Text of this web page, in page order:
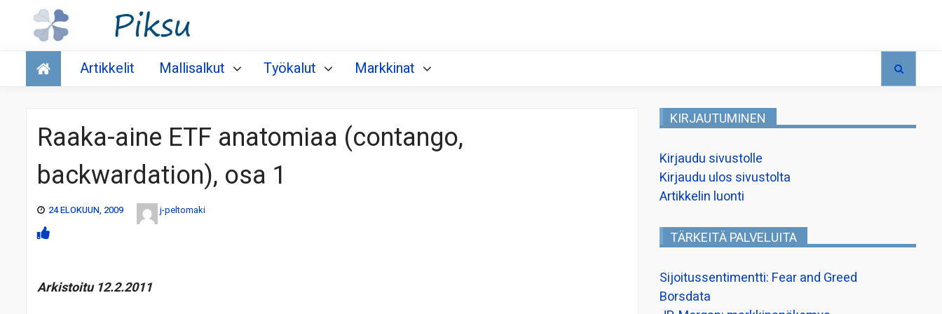
Talous
Artikkelit Mallisalkut Työkalut Markkinat
Raaka-aine ETF anatomiaa (contango,
backwardation), osa 1
24 ELOKUUN, 2009 j-peltomaki
Arkistoitu 12.2.2011
KIRJAUTUMINEN
Kirjaudu sivustolle
Kirjaudu ulos sivustolta
Artikkelin luonti
TÄRKEITÄ PALVELUITA
Sijoitussentimentti: Fear and Greed
Borsdata